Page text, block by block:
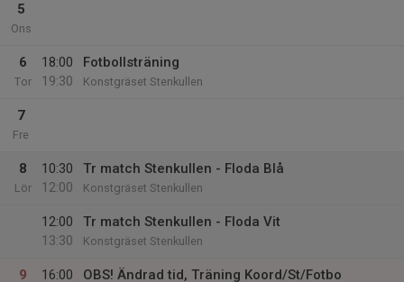
5
Ons
6
Tor
18:00
19:30
Fotbollsträning
Konstgräset Stenkullen
7
Fre
8
Lör
10:30
12:00
Tr match Stenkullen - Floda Blå
Konstgräset Stenkullen
12:00
13:30
Tr match Stenkullen - Floda Vit
Konstgräset Stenkullen
9
16:00
OBS! Ändrad tid, Träning Koord/St/Fotbo